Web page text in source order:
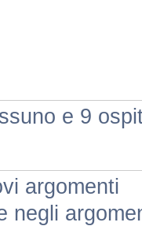
e 9
argomenti
negli